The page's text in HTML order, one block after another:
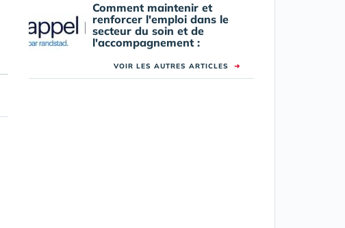
Comment maintenir et
renforcer l'emploi dans le
secteur du soin et de
l'accompagnement :
VOIR LES AUTRES ARTICLES ➜